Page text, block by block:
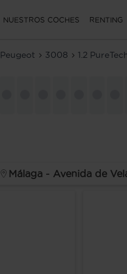
NUESTROS COCHES RENTING
Peugeot 3008 1.2
Málaga - Avenida de